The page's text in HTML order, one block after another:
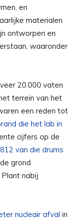
en
materialen
ontworpen en
waaronder
20.000 vaten
terrein van het
een reden tot
die het lab in
cijfers op de
van die drums
grond
nabij
nucleair afval in